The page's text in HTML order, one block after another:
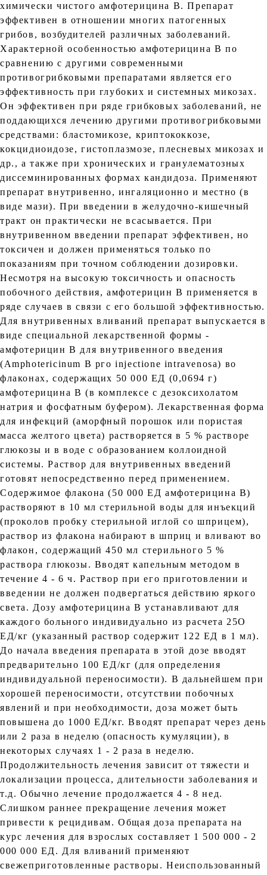
химически чистого амфотерицина В. Препарат
эффективен в отношении многих патогенных
грибов, возбудителей различных заболеваний.
Характерной особенностью амфотерицина В по
сравнению с другими современными
противогрибковыми препаратами является его
эффективность при глубоких и системных микозах.
Он эффективен при ряде грибковых заболеваний, не
поддающихся лечению другими противогрибковыми
средствами: бластомикозе, криптококкозе,
кокцидиоидозе, гистоплазмозе, плесневых микозах и
др., а также при хронических и гранулематозных
диссеминированных формах кандидоза. Применяют
препарат внутривенно, ингаляционно и местно (в
виде мази). При введении в желудочно-кишечный
тракт он практически не всасывается. При
внутривенном введении препарат эффективен, но
токсичен и должен применяться только по
показаниям при точном соблюдении дозировки.
Несмотря на высокую токсичность и опасность
побочного действия, амфотерицин В применяется в
ряде случаев в связи с его большой эффективностью.
Для внутривенных вливаний препарат выпускается в
виде специальной лекарственной формы -
амфотерицин В для внутривенного введения
(Amphotericinum B рго injectione intravenosa) во
флаконах, содержащих 50 000 ЕД (0,0694 г)
амфотерицина В (в комплексе с дезоксихолатом
натрия и фосфатным буфером). Лекарственная форма
для инфекций (аморфный порошок или пористая
масса желтого цвета) растворяется в 5 % растворе
глюкозы и в воде с образованием коллоидной
системы. Раствор для внутривенных введений
готовят непосредственно перед применением.
Содержимое флакона (50 000 ЕД амфотерицина В)
растворяют в 10 мл стерильной воды для инъекций
(проколов пробку стерильной иглой со шприцем),
раствор из флакона набирают в шприц и вливают во
флакон, содержащий 450 мл стерильного 5 %
раствора глюкозы. Вводят капельным методом в
течение 4 - 6 ч. Раствор при его приготовлении и
введении не должен подвергаться действию яркого
света. Дозу амфотерицина В устанавливают для
каждого больного индивидуально из расчета 25О
ЕД/кг (указанный раствор содержит 122 ЕД в 1 мл).
До начала введения препарата в этой дозе вводят
предварительно 100 ЕД/кг (для определения
индивидуальной переносимости). В дальнейшем при
хорошей переносимости, отсутствии побочных
явлений и при необходимости, доза может быть
повышена до 1000 ЕД/кг. Вводят препарат через день
или 2 раза в неделю (опасность кумуляции), в
некоторых случаях 1 - 2 раза в неделю.
Продолжительность лечения зависит от тяжести и
локализации процесса, длительности заболевания и
т.д. Обычно лечение продолжается 4 - 8 нед.
Слишком раннее прекращение лечения может
привести к рецидивам. Общая доза препарата на
курс лечения для взрослых составляет 1 500 000 - 2
000 000 ЕД. Для вливаний применяют
свежеприготовленные растворы. Неиспользованный